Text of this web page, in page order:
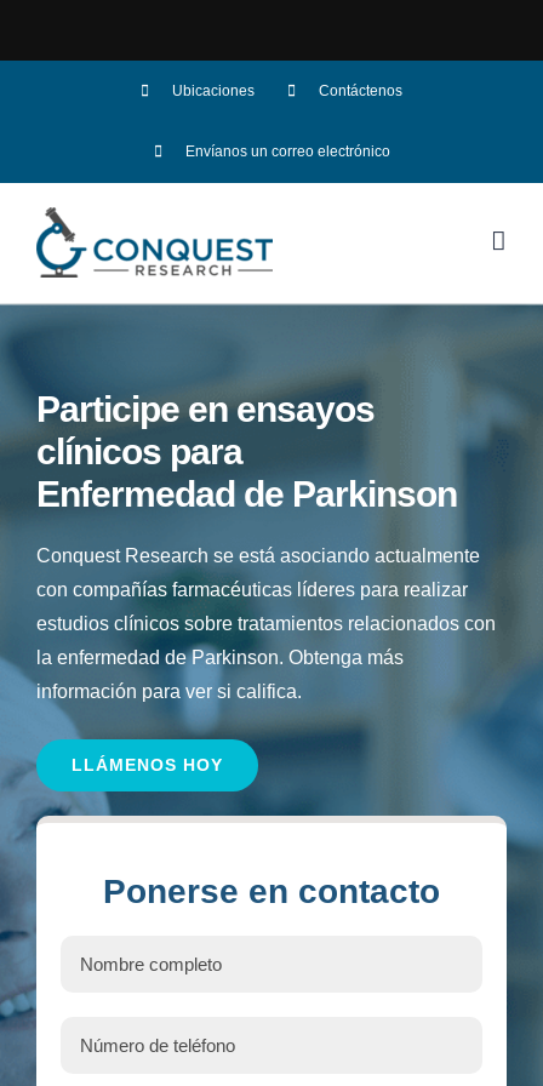
Ubicaciones Contáctenos
Envíanos un correo electrónico
Participe en ensayos
clínicos para
Enfermedad de Parkinson
Conquest Research se está asociando actualmente
con compañías farmacéuticas líderes para realizar
estudios clínicos sobre tratamientos relacionados con
la enfermedad de Parkinson. Obtenga más
información para ver si califica.
LLÁMENOS HOY
Ponerse en contacto